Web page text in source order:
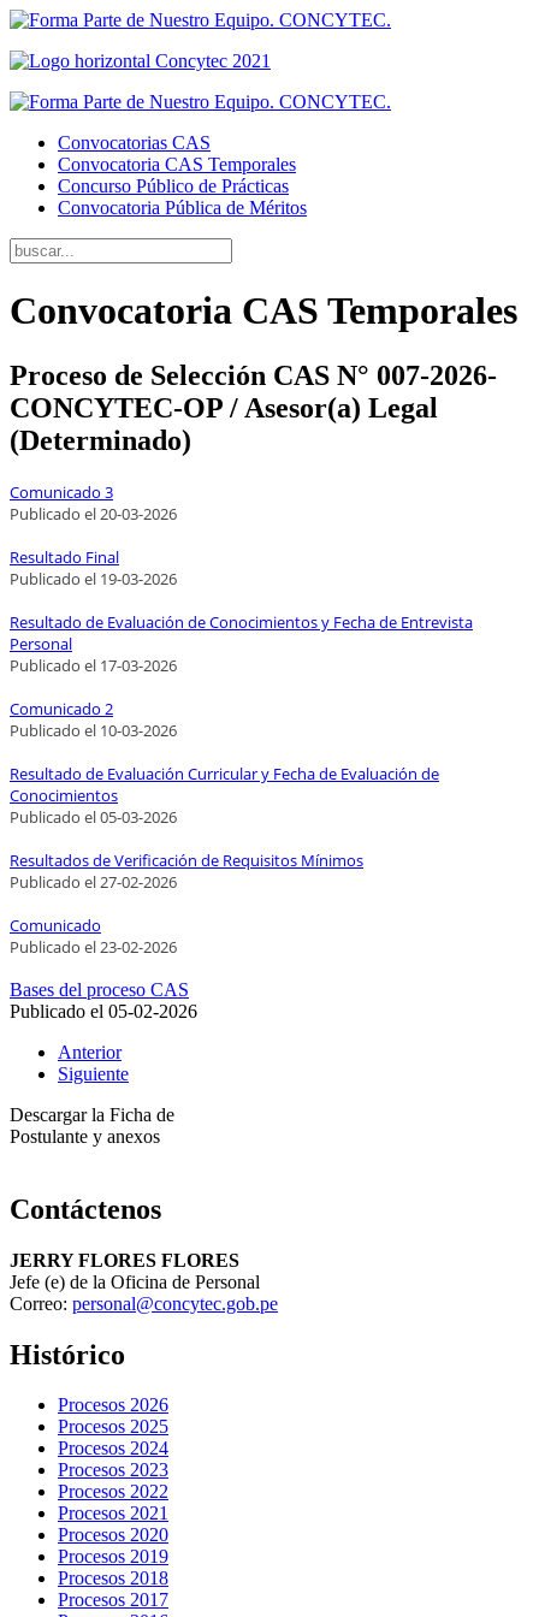
Convocatorias CAS
Convocatoria CAS Temporales
Concurso Público de Prácticas
Convocatoria Pública de Méritos
Convocatoria CAS Temporales
Proceso de Selección CAS N° 007-2026-
CONCYTEC-OP / Asesor(a) Legal
(Determinado)
Comunicado 3
Publicado el20-03-2026
Resultado Final
Publicado el 19-03-2026
Resultado de Evaluación de Conocimientos y Fecha de Entrevista
Personal
Publicado el 17-03-2026
Comunicado 2
Publicado el 10-03-2026
Resultado de Evaluación Curricular y Fecha de Evaluación de
Conocimientos
Publicado el05-03-2026
Resultados de Verificación de Requisitos Mínimos
Publicado el27-02-2026
Comunicado
Publicado el23-02-2026
Bases del proceso CAS
Publicado el 05-02-2026
Anterior
Siguiente
Descargar la Ficha de
Postulante y anexos
Contáctenos
JERRY FLORES FLORES
Jefe (e) de la Oficina de Personal
Correo: personal@concytec.gob.pe
Histórico
Procesos 2026
Procesos 2025
Procesos 2024
Procesos 2023
Procesos 2022
Procesos 2021
Procesos 2020
Procesos 2019
Procesos 2018
Procesos 2017